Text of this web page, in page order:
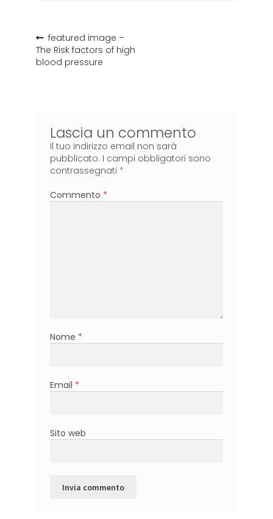
featured image –
The Risk factors of high
blood pressure
Lascia un commento
Il tuo indirizzo email non sarà
pubblicato. I campi obbligatori sono
contrassegnati *
Commento *
Nome *
Email *
Sito web